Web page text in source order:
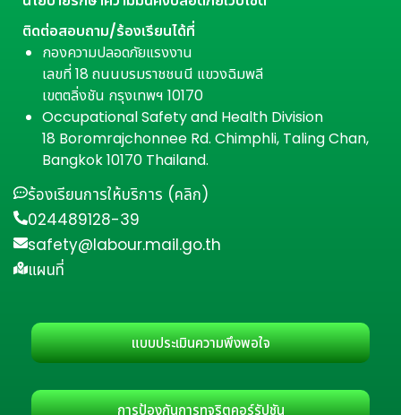
ติดต่อสอบถาม/ร้องเรียนได้ที่
กองความปลอดภัยแรงงาน
เลขที่ 18 ถนนบรมราชชนนี แขวงฉิมพลี
เขตตลิ่งชัน กรุงเทพฯ 10170
Occupational Safety and Health Division
18 Boromrajchonnee Rd. Chimphli, Taling Chan,
Bangkok 10170 Thailand.
ร้องเรียนการให้บริการ (คลิก)
024489128-39
safety@labour.mail.go.th
แผนที่
แบบประเมินความพึงพอใจ
การป้องกันการทุจริตคอร์รัปชัน